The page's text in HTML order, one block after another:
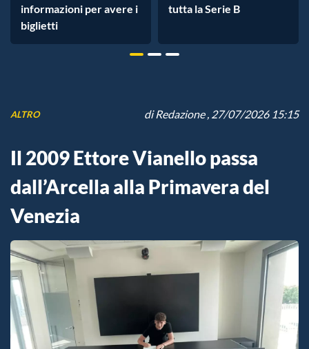
informazioni per avere i
biglietti
tutta la Serie B
ALTRO diRedazione, 27/07/2026 15:15
Il 2009 Ettore Vianello passa
dall’Arcella alla Primavera del
Venezia